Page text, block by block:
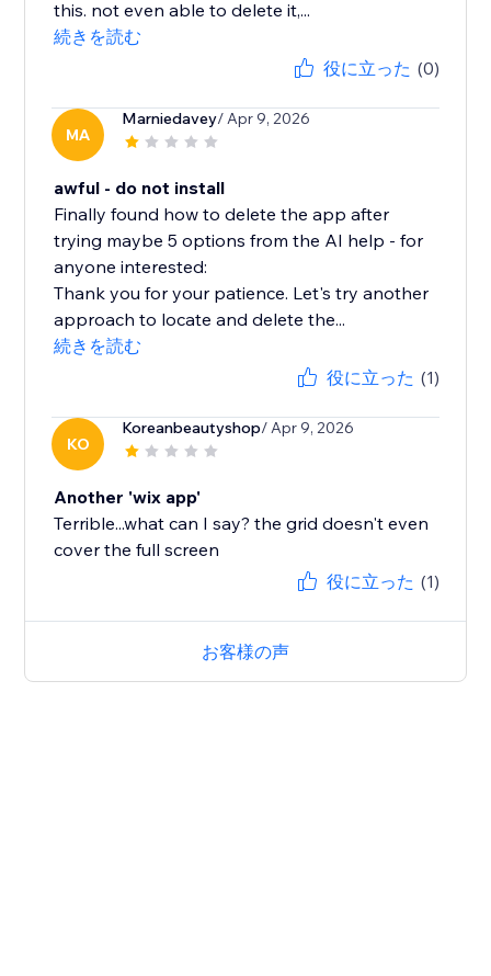
this. not even able to delete it,...
続きを読む
役に立った (0)
MA
Marniedavey/ Apr 9, 2026
awful - do not install
Finally found how to delete the app after
trying maybe 5 options from the AI help - for
anyone interested:
Thank you for your patience. Let's try another
approach to locate and delete the...
続きを読む
役に立った (1)
KO
Koreanbeautyshop/ Apr 9, 2026
Another 'wix app'
Terrible...what can I say? the grid doesn't even
cover the full screen
役に立った (1)
お客様の声